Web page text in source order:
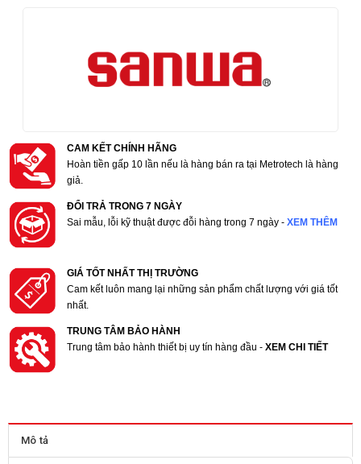
CAM KẾT CHÍNH HÃNG
Hoàn tiền gấp 10 lần nếu là hàng bán ra tại Metrotech là hàng
giả.
ĐỔI TRẢ TRONG 7 NGÀY
Sai mẫu, lỗi kỹ thuật được đỗi hàng trong 7 ngày - XEM THÊM
GIÁ TỐT NHẤT THỊ TRƯỜNG
Cam kết luôn mang lại những sản phẩm chất lượng với giá tốt
nhất.
TRUNG TÂM BẢO HÀNH
Trung tâm bảo hành thiết bị uy tín hàng đầu -XEM CHI TIẾT
Mô tả